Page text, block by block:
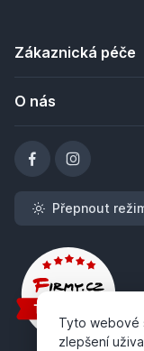
Zákaznická péče
O nás
Přepnout
Tyto webové
zlepšení